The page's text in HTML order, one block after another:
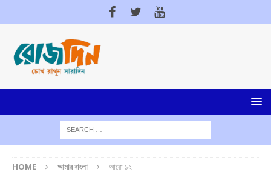
HOME আমার বাংলা আরো ১২